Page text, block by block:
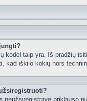
kodėl taip yra. Iš pradžių
kad iškilo kokių nors
neužsiregistravę priklauso